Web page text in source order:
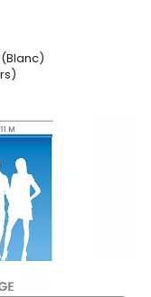
(Blanc)